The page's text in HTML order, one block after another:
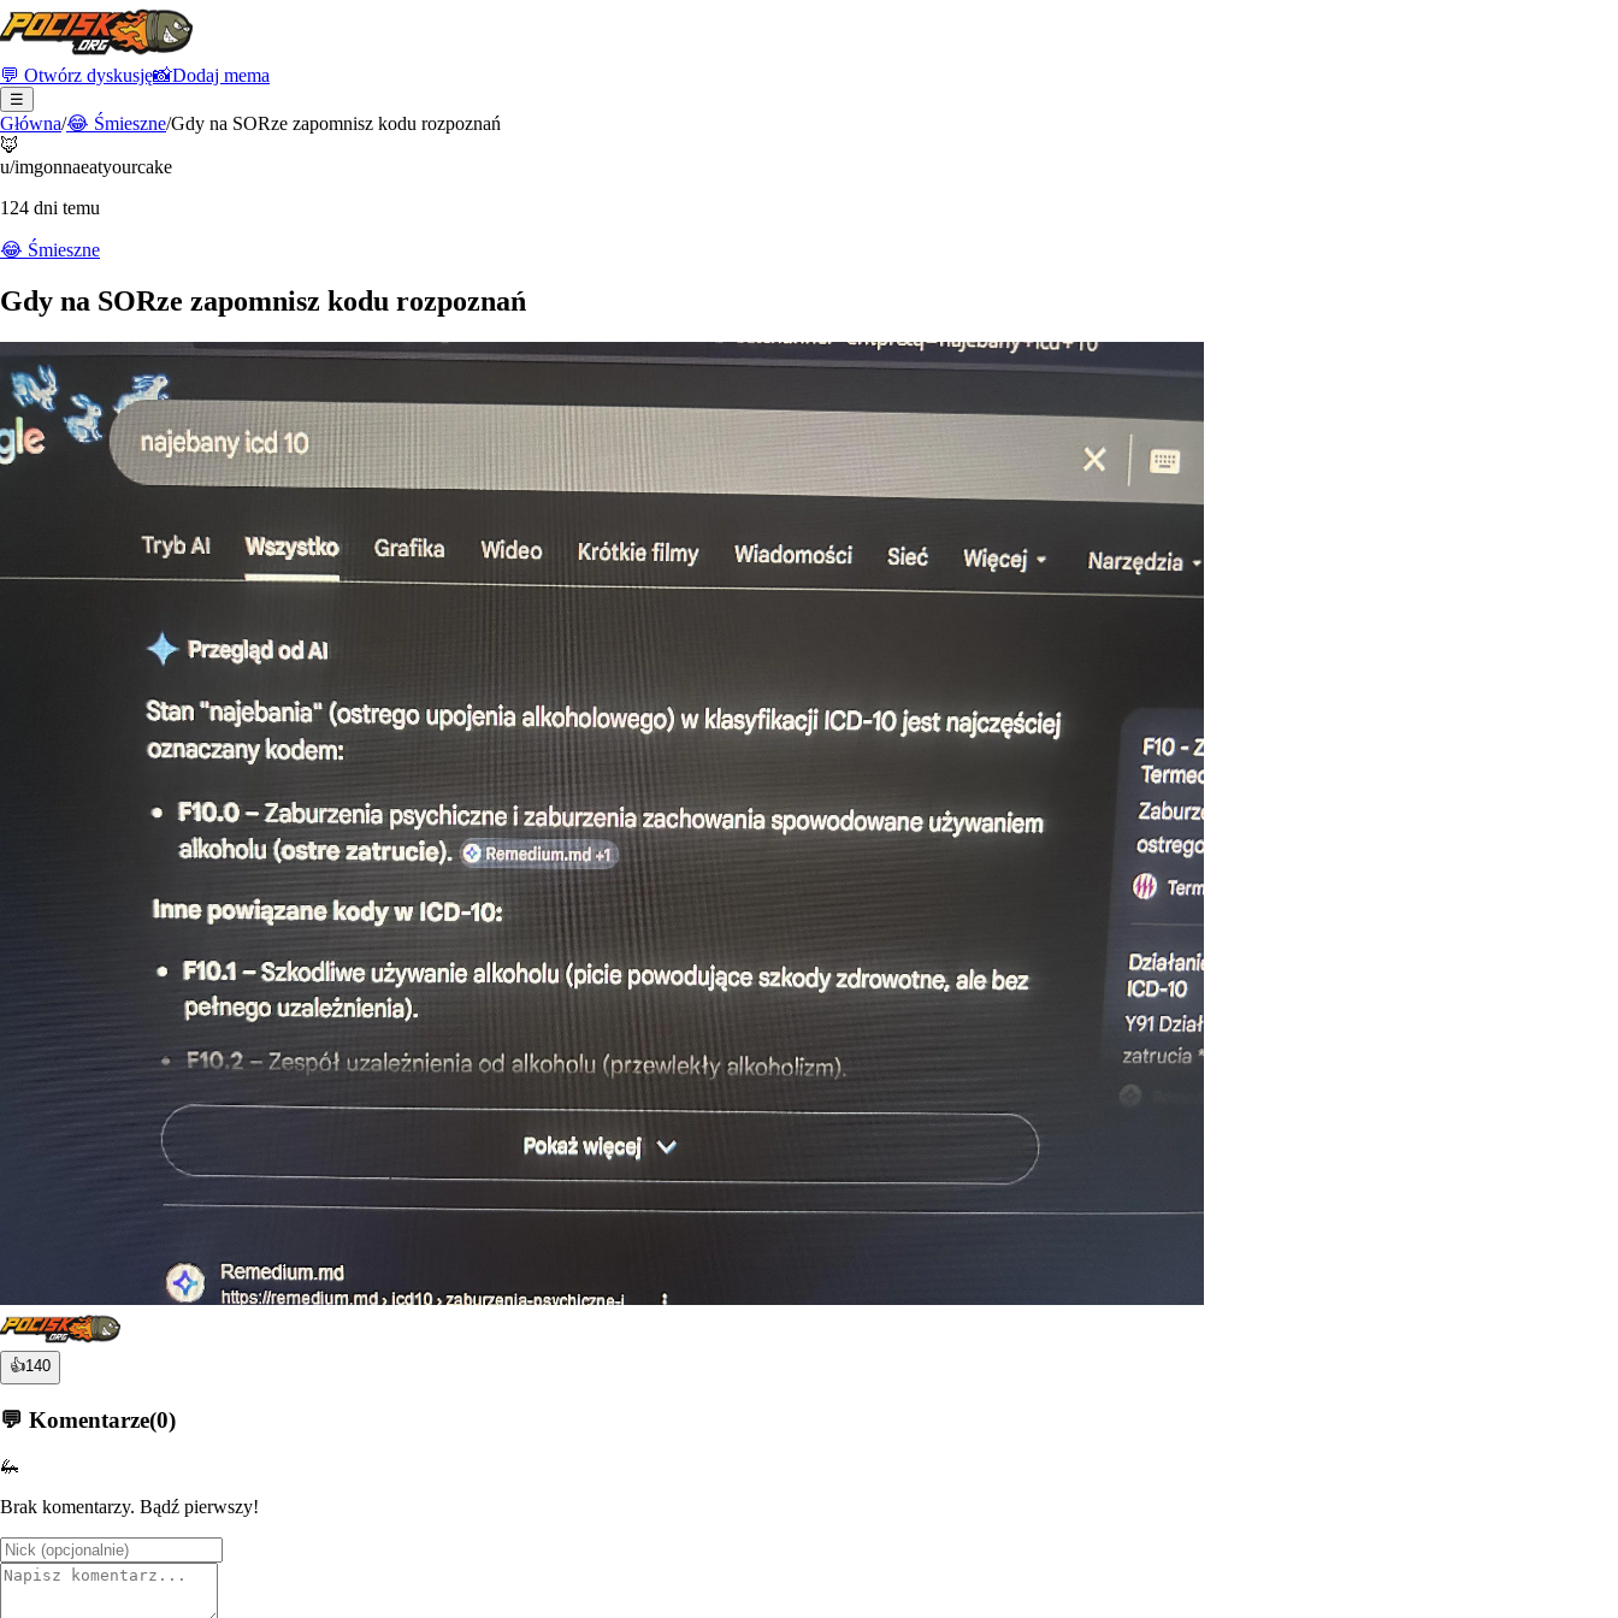
💬 Otwórz dyskusję📸Dodaj mema
☰
Główna/😂 Śmieszne/Gdy na SORze zapomnisz kodu rozpoznań
🦊
u/imgonnaeatyourcake
124 dni temu
😂 Śmieszne
Gdy na SORze zapomnisz kodu rozpoznań
👍140
💬 Komentarze(0)
🦗
Brak komentarzy. Bądź pierwszy!